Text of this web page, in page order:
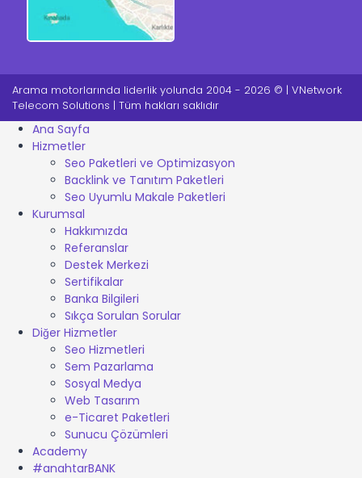
Arama motorlarında liderlik yolunda 2004 - 2026 © | VNetwork
Telecom Solutions | Tüm hakları saklıdır
Ana Sayfa
Hizmetler
Seo Paketleri ve Optimizasyon
Backlink ve Tanıtım Paketleri
Seo Uyumlu Makale Paketleri
Kurumsal
Hakkımızda
Referanslar
Destek Merkezi
Sertifikalar
Banka Bilgileri
Sıkça Sorulan Sorular
Diğer Hizmetler
Seo Hizmetleri
Sem Pazarlama
Sosyal Medya
Web Tasarım
e-Ticaret Paketleri
Sunucu Çözümleri
Academy
#anahtarBANK